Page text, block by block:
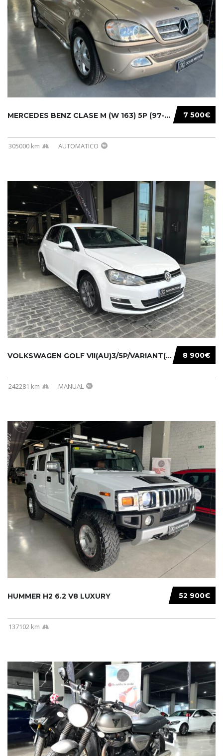
7 500€
MERCEDES BENZ CLASE M (W 163) 5P (97-05) 200...
305000 km AUTOMATICO
8 900€
VOLKSWAGEN GOLF VII(AU)3/5P/VARIANT(12-16 20...
242281 km MANUAL
52 900€
HUMMER H2 6.2 V8 LUXURY
137102 km